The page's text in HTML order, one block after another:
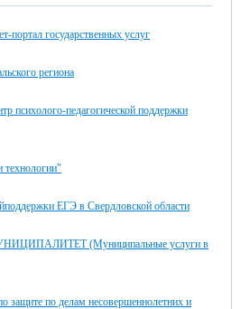
портал государственных услуг
региона
психолого-педагогической поддержки
технологии"
ЕГЭ в Свердловской области
(Муниципальные услуги в
защите по делам несовершеннолетних и